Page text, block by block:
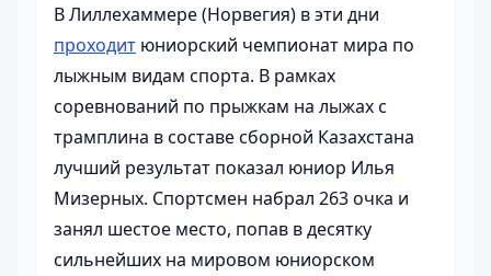
В Лиллехаммере (Норвегия) в эти дни
проходит юниорский чемпионат мира по
лыжным видам спорта. В рамках
соревнований по прыжкам на лыжах с
трамплина в составе сборной Казахстана
лучший результат показал юниор Илья
Мизерных. Спортсмен набрал 263 очка и
занял шестое место, попав в десятку
сильнейших на мировом юниорском